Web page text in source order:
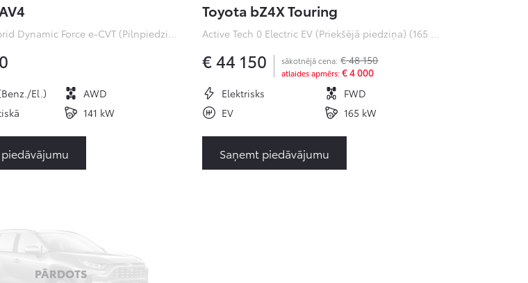
Style 2.5 Hybrid Dynamic Force e-CVT (Pilnpiedziņa) ( kW)
El.)
AWD
141 kW
Toyota bZ4X Touring
Active Tech 0 Electric EV (Priekšējā piedziņa) (165 kW)
€ 44 150 sākotnējā cena: € 48 150
atlaides apmērs: € 4 000
Elektrisks
FWD
EV
165 kW
Saņemt piedāvājumu
PĀRDOTS